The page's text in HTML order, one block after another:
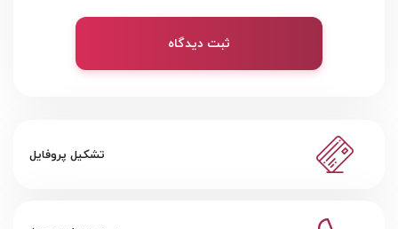
ثبت دیدگاه
تشکیل پروفایل